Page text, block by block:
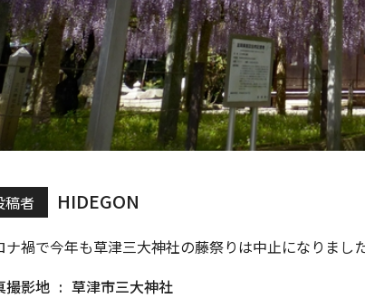
稿者 HIDEGON
ナ禍で今年も草津三大神社の藤祭りは中止になりまし
撮影地
草津市三大神社